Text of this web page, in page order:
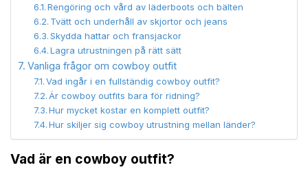
Rengöring och vård av läderboots och bälten
Tvätt och underhåll av skjortor och jeans
Skydda hattar och fransjackor
Lagra utrustningen på rätt sätt
Vanliga frågor om cowboy outfit
Vad ingår i en fullständig cowboy outfit?
Är cowboy outfits bara för ridning?
Hur mycket kostar en komplett outfit?
Hur skiljer sig cowboy utrustning mellan länder?
Vad är en cowboy outfit?